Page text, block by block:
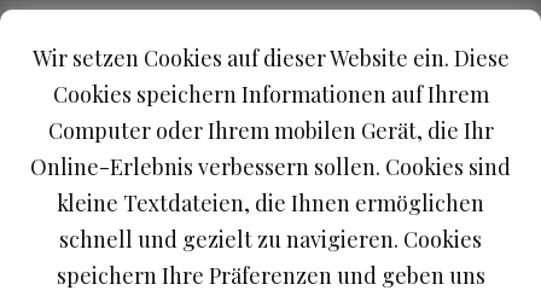
0,35 Liter Jagdtropfen 35 % Vol.
Wir setzen Cookies auf dieser Website ein. Diese
Cookies speichern Informationen auf Ihrem
Computer oder Ihrem mobilen Gerät, die Ihr
Online-Erlebnis verbessern sollen. Cookies sind
kleine Textdateien, die Ihnen ermöglichen
schnell und gezielt zu navigieren. Cookies
speichern Ihre Präferenzen und geben uns